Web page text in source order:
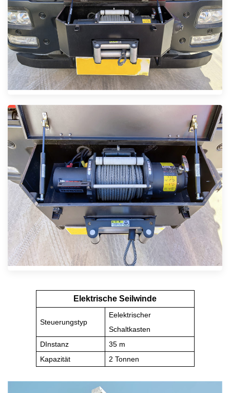
Elektrische Seilwinde
Steuerungstyp
Eelektrischer
Schaltkasten
DInstanz
35 m
Kapazität
2 Tonnen